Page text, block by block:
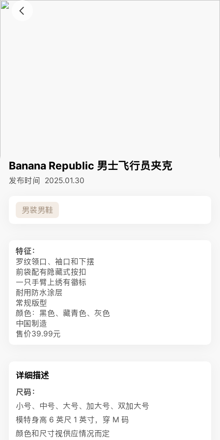
Banana Republic 男士飞行员夹克
发布时间 2025.01.30
男装男鞋
特征：
罗纹领口、袖口和下摆
前袋配有隐藏式按扣
一只手臂上绣有徽标
耐用防水涂层
常规版型
颜色：黑色、藏青色、灰色
中国制造
售价39.99元
详细描述
尺码：
小号、中号、大号、加大号、双加大号
模特身高 6 英尺 1 英寸，穿 M 码
颜色和尺寸视供应情况而定